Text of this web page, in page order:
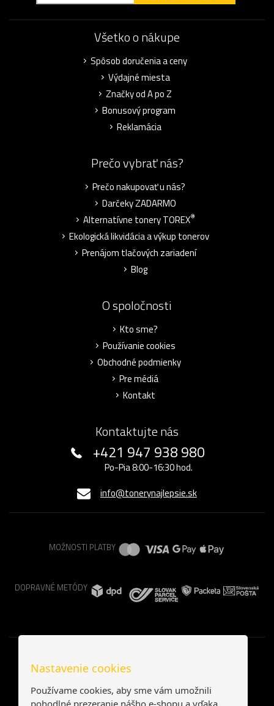
Všetko o nákupe
Spôsob doručenia a ceny
Výdajné miesta
Značky od A po Z
Bonusový program
Reklamácia
Prečo vybrať nás?
Prečo nakupovať u nás?
Darčeky ZADARMO
Alternatívne tonery TOREX®
Ekologická likvidácia a výkup tonerov
Prenájom tlačových zariadení
Blog
O spoločnosti
Kto sme?
Používanie cookies
Obchodné podmienky
Pre médiá
Kontakt
Kontaktujte nás
+421 947 938 980
Po-Pia 8:00-16:30 hod.
info@tonerynajlepsie.sk
MOŽNOSTI PLATBY
DOPRAVNÉ METÓDY
Nastavenie cookies
Používame cookies, aby sme vám umožnili
pohodlné prezeranie nášho e-shopu a vďaka